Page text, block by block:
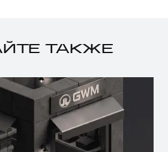
ТАКЖЕ